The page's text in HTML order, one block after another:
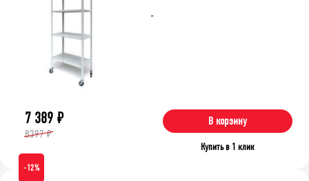
-
7 389 ₽
8397 ₽
В корзину
Купить в 1 клик
-12%